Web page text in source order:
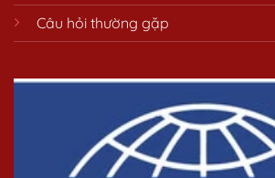
Câu hỏi thường gặp